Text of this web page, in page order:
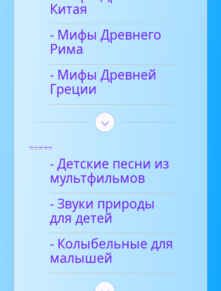
Китая
- Мифы Древнего
Рима
- Мифы Древней
Греции
Песни для детей
- Детские песни из
мультфильмов
- Звуки природы
для детей
- Колыбельные для
малышей